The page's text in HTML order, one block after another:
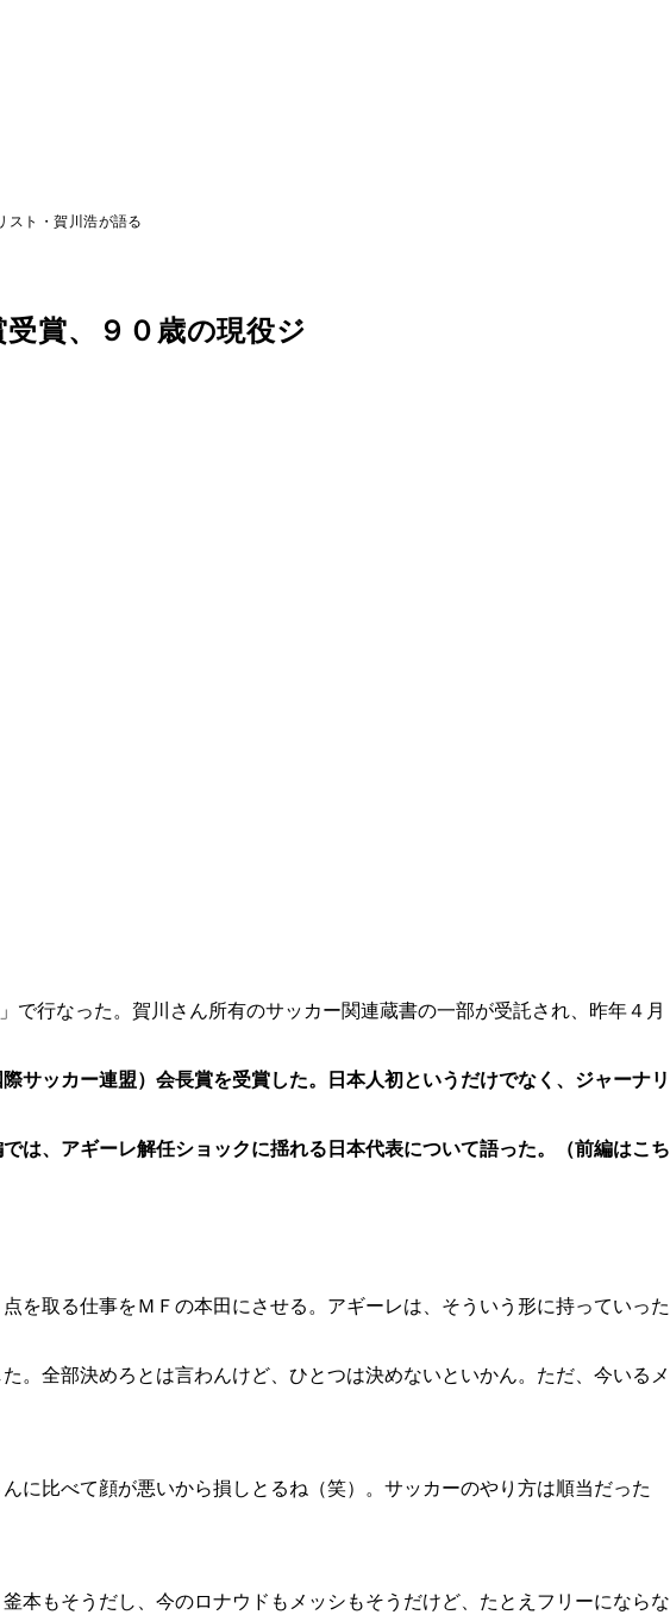
スト・賀川浩が語る
賞、９０歳の現役ジ
行なった。賀川さん所有のサッカー関連蔵書の一部が受託され、昨年４月
サッカー連盟）会長賞を受賞した。日本人初というだけでなく、ジャーナリ
は、アギーレ解任ショックに揺れる日本代表について語った。（前編はこち
取る仕事をＭＦの本田にさせる。アギーレは、そういう形に持っていった
。全部決めろとは言わんけど、ひとつは決めないといかん。ただ、今いるメ
比べて顔が悪いから損しとるね（笑）。サッカーのやり方は順当だった
もそうだし、今のロナウドもメッシもそうだけど、たとえフリーにならな